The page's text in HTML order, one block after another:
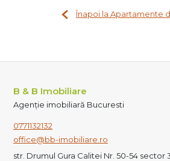
Înapoi la Apartamente
B & B Imobiliare
Agenție imobiliară Bucuresti
0771132132
office@bb-imobiliare.ro
str. Drumul Gura Calitei Nr. 50-54 sector